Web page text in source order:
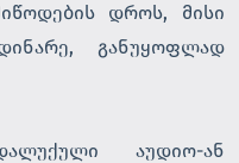
დროს, მისი
განუყოფლად
აუდიო-ან